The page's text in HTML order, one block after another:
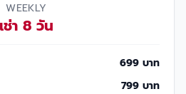
WEEKLY
เช่า 8 วัน
699 บาท
799 บาท